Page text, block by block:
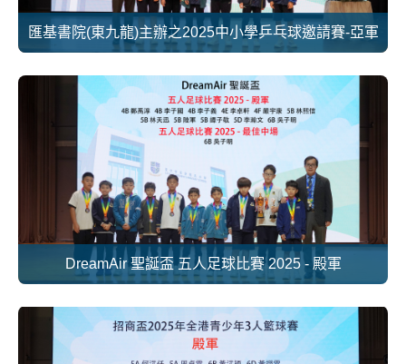
匯基書院(東九龍)主辦之2025中小學乒乓球邀請賽-亞軍
DreamAir 聖誕盃 五人足球比賽 2025 - 殿軍